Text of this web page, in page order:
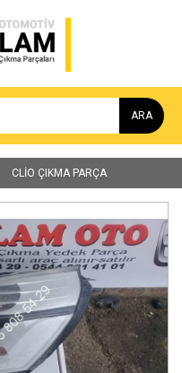
ARA
CLİO ÇIKMA PARÇA